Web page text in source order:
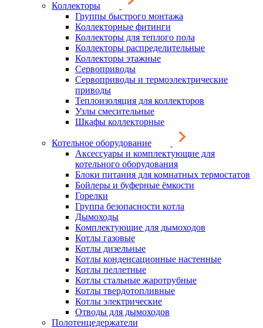
Коллекторы
Группы быстрого монтажа
Коллекторные фитинги
Коллекторы для теплого пола
Коллекторы распределительные
Коллекторы этажные
Сервоприводы
Сервоприводы и термоэлектрические
приводы
Теплоизоляция для коллекторов
Узлы смесительные
Шкафы коллекторные
Котельное оборудование
Аксессуары и комплектующие для
котельного оборудования
Блоки питания для комнатных термостатов
Бойлеры и буферные ёмкости
Горелки
Группа безопасности котла
Дымоходы
Комплектующие для дымоходов
Котлы газовые
Котлы дизельные
Котлы конденсационные настенные
Котлы пеллетные
Котлы стальные жаротрубные
Котлы твердотопливные
Котлы электрические
Отводы для дымоходов
Полотенцедержатели